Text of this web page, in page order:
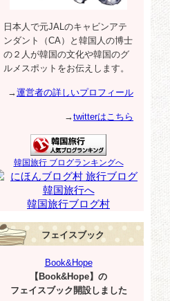
日本人で元JALのキャビンアテ
ンダント（CA）と韓国人の博士
の２人が韓国の文化や韓国のグ
ルメスポットをお伝えします。
→運営者の詳しいプロフィール
→twitterはこちら
韓国旅行 ブログランキングへ
韓国旅行ブログ村
フェイスブック
Book&Hope
【Book&Hope】の
フェイスブック開設しました